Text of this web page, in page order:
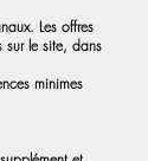
Les offres
sur le site, dans
minimes